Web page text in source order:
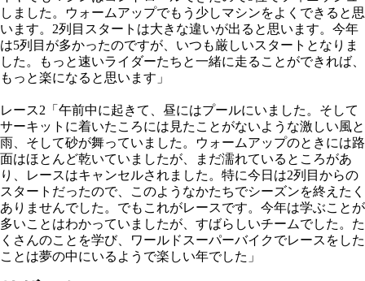
しました。ウォームアップでもう少しマシンをよくできると思
います。2列目スタートは大きな違いが出ると思います。今年
は5列目が多かったのですが、いつも厳しいスタートとなりま
した。もっと速いライダーたちと一緒に走ることができれば、
もっと楽になると思います」
レース2「午前中に起きて、昼にはプールにいました。そして
サーキットに着いたころには見たことがないような激しい風と
雨、そして砂が舞っていました。ウォームアップのときには路
面はほとんど乾いていましたが、まだ濡れているところがあ
り、レースはキャンセルされました。特に今日は2列目からの
スタートだったので、このようなかたちでシーズンを終えたく
ありませんでした。でもこれがレースです。今年は学ぶことが
多いことはわかっていましたが、すばらしいチームでした。た
くさんのことを学び、ワールドスーパーバイクでレースをした
ことは夢の中にいるようで楽しい年でした」